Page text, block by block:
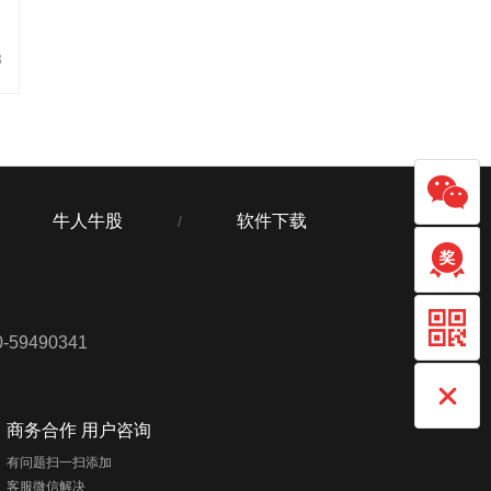
牛人牛股 / 软件下载
59490341
商务合作 用户咨询
有问题扫一扫添加
客服微信解决